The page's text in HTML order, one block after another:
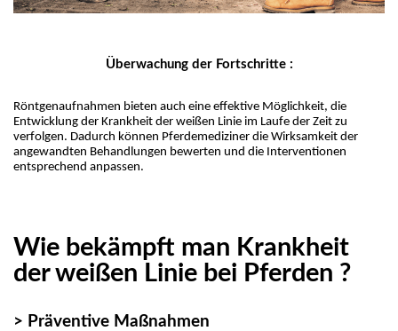
Überwachung der Fortschritte :
Röntgenaufnahmen bieten auch eine effektive Möglichkeit, die
Entwicklung der Krankheit der weißen Linie im Laufe der Zeit zu
verfolgen. Dadurch können Pferdemediziner die Wirksamkeit der
angewandten Behandlungen bewerten und die Interventionen
entsprechend anpassen.
Wie bekämpft man Krankheit
der weißen Linie bei Pferden ?
> Präventive Maßnahmen